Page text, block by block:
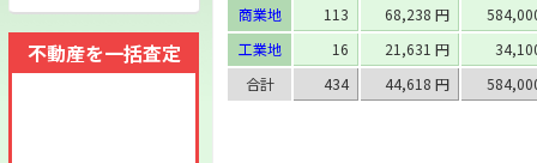
不動産を一括査定
商業地
113 68,238 円
工業地
16 21,631 円
合計
434 44,618 円